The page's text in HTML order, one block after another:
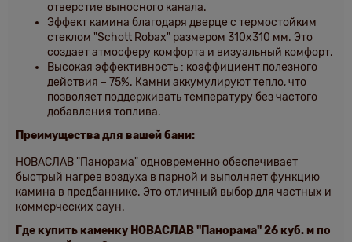
отверстие выносного канала.
Эффект камина благодаря дверце с термостойким
стеклом "Schott Robax" размером 310х310 мм. Это
создает атмосферу комфорта и визуальный комфорт.
Высокая эффективность : коэффициент полезного
действия – 75%. Камни аккумулируют тепло, что
позволяет поддерживать температуру без частого
добавления топлива.
Преимущества для вашей бани:
НОВАСЛАВ "Панорама" одновременно обеспечивает
быстрый нагрев воздуха в парной и выполняет функцию
камина в предбаннике. Это отличный выбор для частных и
коммерческих саун.
Где купить каменку НОВАСЛАВ "Панорама" 26 куб. м по